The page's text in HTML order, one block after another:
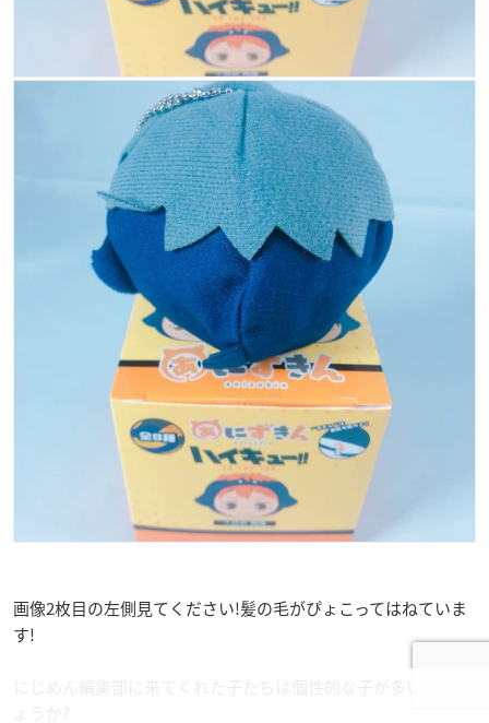
画像2枚目の左側見てください!髪の毛がぴょこってはねていま
す!